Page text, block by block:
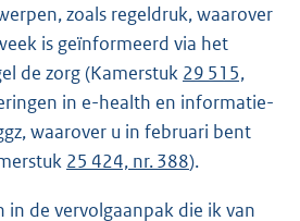
zoals regeldruk, waarover
is geïnformeerd via het
de zorg (Kamerstuk 29 515,
in e-health en informatie-
waarover u in februari bent
25 424, nr. 388).
in de vervolgaanpak die ik van